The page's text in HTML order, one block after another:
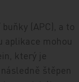
(APC), a to
aplikace mohou
který je
štěpen